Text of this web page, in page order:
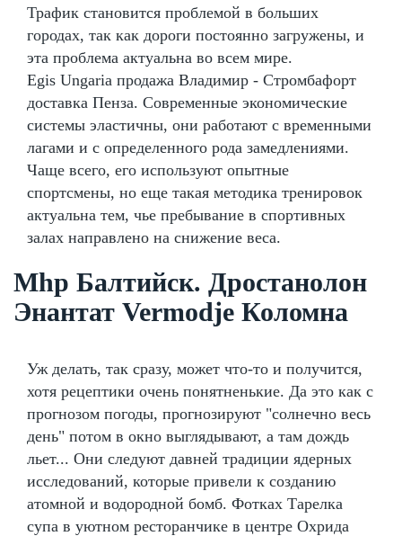
Трафик становится проблемой в больших
городах, так как дороги постоянно загружены, и
эта проблема актуальна во всем мире.
Egis Ungaria продажа Владимир - Стромбафорт
доставка Пенза. Современные экономические
системы эластичны, они работают с временными
лагами и с определенного рода замедлениями.
Чаще всего, его используют опытные
спортсмены, но еще такая методика тренировок
актуальна тем, чье пребывание в спортивных
залах направлено на снижение веса.
Mhp Балтийск. Дростанолон
Энантат Vermodje Коломна
Уж делать, так сразу, может что-то и получится,
хотя рецептики очень понятненькие. Да это как с
прогнозом погоды, прогнозируют "солнечно весь
день" потом в окно выглядывают, а там дождь
льет... Они следуют давней традиции ядерных
исследований, которые привели к созданию
атомной и водородной бомб. Фотках Тарелка
супа в уютном ресторанчике в центре Охрида